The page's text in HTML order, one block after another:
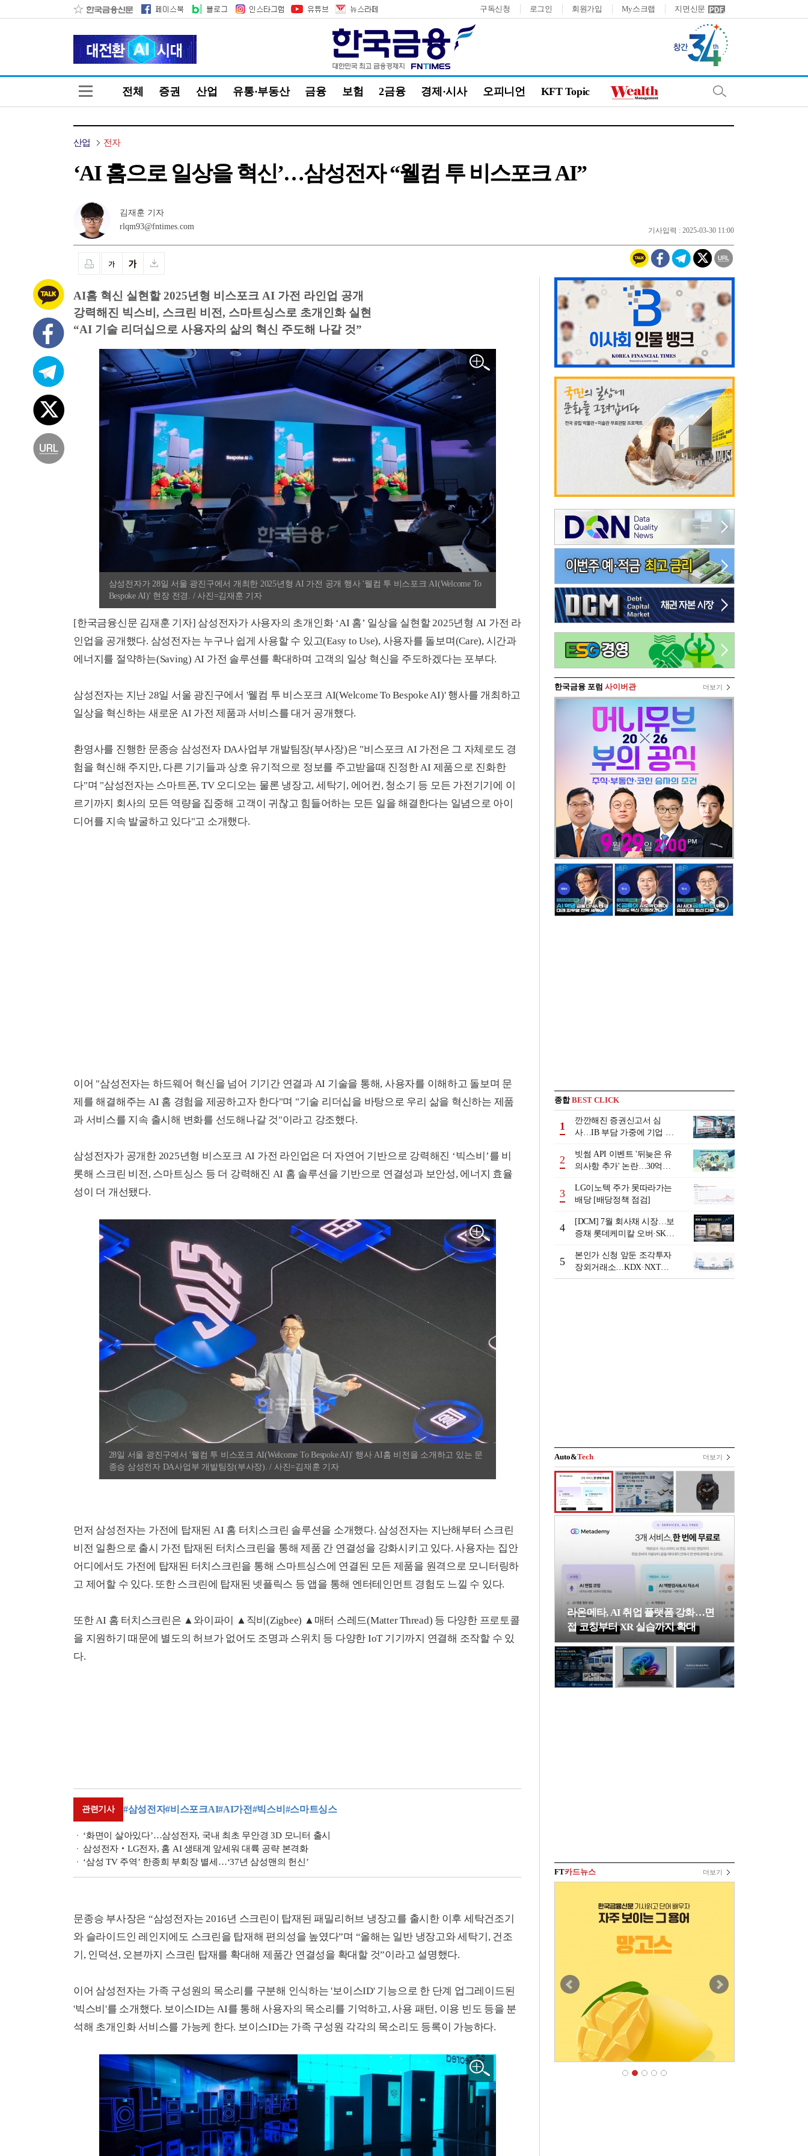
구독신청 로그인 회원가입 My스크랩 지면신문
전체 증권 산업 유통·부동산 금융 보험 2금융 경제·시사 오피니언 KFT Topic
산업 전자
‘AI 홈으로 일상을 혁신’…삼성전자 “웰컴 투 비스포크 AI”
김재훈 기자
rlqm93@fntimes.com
기사입력 : 2025-03-30 11:00
AI홈 혁신 실현할 2025년형 비스포크 AI 가전 라인업 공개
강력해진 빅스비, 스크린 비전, 스마트싱스로 초개인화 실현
“AI 기술 리더십으로 사용자의 삶의 혁신 주도해 나갈 것”
삼성전자가 28일 서울 광진구에서 개최한 2025년형 AI 가전 공개 행사 '웰컴 투 비스포크 AI(Welcome To
Bespoke AI)' 현장 전경. / 사진=김재훈 기자
[한국금융신문 김재훈 기자] 삼성전자가 사용자의 초개인화 ‘AI 홈’ 일상을 실현할 2025년형 AI 가전 라
인업을 공개했다. 삼성전자는 누구나 쉽게 사용할 수 있고(Easy to Use), 사용자를 돌보며(Care), 시간과
에너지를 절약하는(Saving) AI 가전 솔루션를 확대하며 고객의 일상 혁신을 주도하겠다는 포부다.
삼성전자는 지난 28일 서울 광진구에서 '웰컴 투 비스포크 AI(Welcome To Bespoke AI)' 행사를 개최하고
일상을 혁신하는 새로운 AI 가전 제품과 서비스를 대거 공개했다.
환영사를 진행한 문종승 삼성전자 DA사업부 개발팀장(부사장)은 "비스포크 AI 가전은 그 자체로도 경
험을 혁신해 주지만, 다른 기기들과 상호 유기적으로 정보를 주고받을때 진정한 AI 제품으로 진화한
다"며 "삼성전자는 스마트폰, TV 오디오는 물론 냉장고, 세탁기, 에어컨, 청소기 등 모든 가전기기에 이
르기까지 회사의 모든 역량을 집중해 고객이 귀찮고 힘들어하는 모든 일을 해결한다는 일념으로 아이
디어를 지속 발굴하고 있다"고 소개했다.
이어 "삼성전자는 하드웨어 혁신을 넘어 기기간 연결과 AI 기술을 통해, 사용자를 이해하고 돌보며 문
제를 해결해주는 AI 홈 경험을 제공하고자 한다"며 "기술 리더십을 바탕으로 우리 삶을 혁신하는 제품
과 서비스를 지속 출시해 변화를 선도해나갈 것"이라고 강조했다.
삼성전자가 공개한 2025년형 비스포크 AI 가전 라인업은 더 자연어 기반으로 강력해진 ‘빅스비’를 비
롯해 스크린 비전, 스마트싱스 등 더 강력해진 AI 홈 솔루션을 기반으로 연결성과 보안성, 에너지 효율
성이 더 개선됐다.
28일 서울 광진구에서 '웰컴 투 비스포크 AI(Welcome To Bespoke AI)' 행사 AI홈 비전을 소개하고 있는 문
종승 삼성전자 DA사업부 개발팀장(부사장). / 사진=김재훈 기자
먼저 삼성전자는 가전에 탑재된 AI 홈 터치스크린 솔루션을 소개했다. 삼성전자는 지난해부터 스크린
비전 일환으로 출시 가전 탑재된 터치스크린을 통해 제품 간 연결성을 강화시키고 있다. 사용자는 집안
어디에서도 가전에 탑재된 터치스크린을 통해 스마트싱스에 연결된 모든 제품을 원격으로 모니터링하
고 제어할 수 있다. 또한 스크린에 탑재된 넷플릭스 등 앱을 통해 엔터테인먼트 경험도 느낄 수 있다.
또한 AI 홈 터치스크린은 ▲와이파이 ▲직비(Zigbee) ▲매터 스레드(Matter Thread) 등 다양한 프로토콜
을 지원하기 때문에 별도의 허브가 없어도 조명과 스위치 등 다양한 IoT 기기까지 연결해 조작할 수 있
다.
관련기사 #삼성전자#비스포크AI#AI가전#빅스비 #스마트싱스
‘화면이 살아있다’…삼성전자, 국내 최초 무안경 3D 모니터 출시
삼성전자‧LG전자, 홈 AI 생태계 앞세워 대륙 공략 본격화
‘삼성 TV 주역’ 한종희 부회장 별세…‘37년 삼성맨의 헌신’
문종승 부사장은 “삼성전자는 2016년 스크린이 탑재된 패밀리허브 냉장고를 출시한 이후 세탁건조기
와 슬라이드인 레인지에도 스크린을 탑재해 편의성을 높였다”며 “올해는 일반 냉장고와 세탁기, 건조
기, 인덕션, 오븐까지 스크린 탑재를 확대해 제품간 연결성을 확대할 것”이라고 설명했다.
이어 삼성전자는 가족 구성원의 목소리를 구분해 인식하는 '보이스ID' 기능으로 한 단계 업그레이드된
'빅스비'를 소개했다. 보이스ID는 AI를 통해 사용자의 목소리를 기억하고, 사용 패턴, 이용 빈도 등을 분
석해 초개인화 서비스를 가능케 한다. 보이스ID는 가족 구성원 각각의 목소리도 등록이 가능하다.
한국금융 포럼 사이버관 더보기
종합BEST CLICK
1
깐깐해진 증권신고서 심
사…IB 부담 가중에 기업 자
2
빗썸 API 이벤트 '뒤늦은 유
의사항 추가' 논란…30억원
발
3
LG이노텍 주가 못따라가는
배당 [배당정책 점검]
4
[DCM] 7월 회사채 시장…보
증채 롯데케미칼 오버·SK에
5
본인가 신청 앞둔 조각투자
장외거래소…KDX·NXT컨
소 막판 점검 ‘분주’
Auto&Tech 더보기
라온메타, AI 취업 플랫폼 강화…면
접 코칭부터 XR 실습까지 확대
FT카드뉴스 더보기